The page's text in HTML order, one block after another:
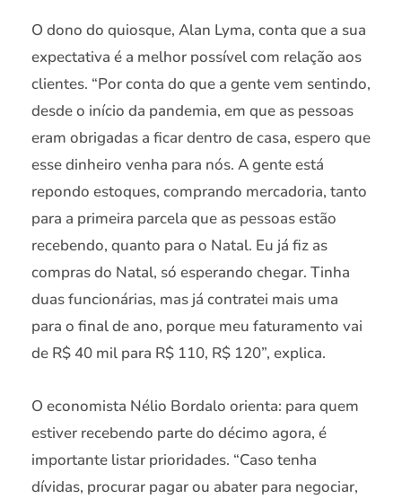
O dono do quiosque, Alan Lyma, conta que a sua
expectativa é a melhor possível com relação aos
clientes. “Por conta do que a gente vem sentindo,
desde o início da pandemia, em que as pessoas
eram obrigadas a ficar dentro de casa, espero que
esse dinheiro venha para nós. A gente está
repondo estoques, comprando mercadoria, tanto
para a primeira parcela que as pessoas estão
recebendo, quanto para o Natal. Eu já fiz as
compras do Natal, só esperando chegar. Tinha
duas funcionárias, mas já contratei mais uma
para o final de ano, porque meu faturamento vai
de R$ 40 mil para R$ 110, R$ 120”, explica.
O economista Nélio Bordalo orienta: para quem
estiver recebendo parte do décimo agora, é
importante listar prioridades. “Caso tenha
dívidas, procurar pagar ou abater para negociar,